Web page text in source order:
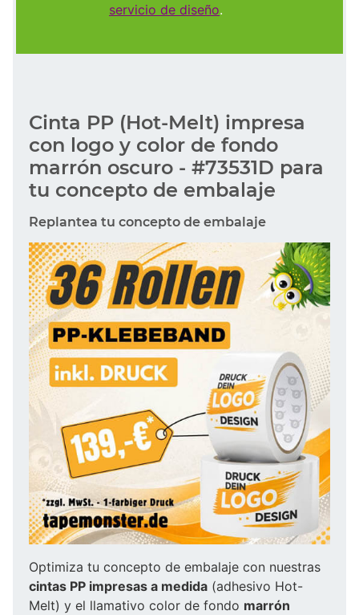
servicio de diseño.
Cinta PP (Hot-Melt) impresa
con logo y color de fondo
marrón oscuro - #73531D para
tu concepto de embalaje
Replantea tu concepto de embalaje
Optimiza tu concepto de embalaje con nuestras
cintas PP impresas a medida (adhesivo Hot-
Melt) y el llamativo color de fondo marrón